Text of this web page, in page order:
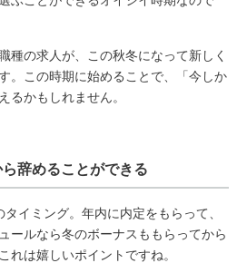
種の求人が、この秋冬になって新しく
。この時期に始めることで、「今しか
るかもしれません。
辞めることができる
イミング。年内に内定をもらって、
ールなら冬のボーナスももらってから
れは嬉しいポイントですね。